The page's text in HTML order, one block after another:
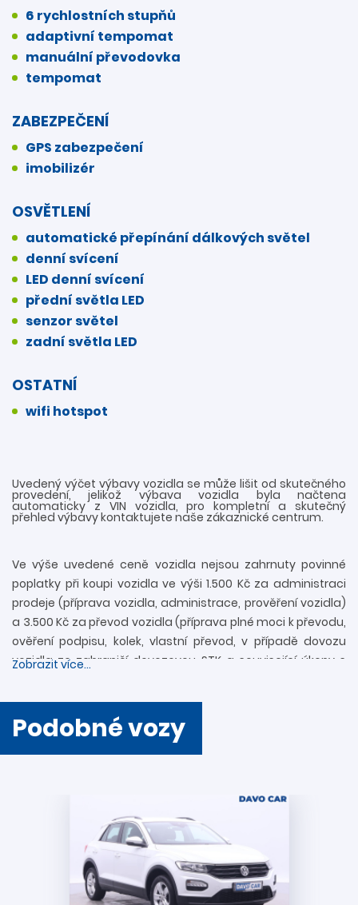
6 rychlostních stupňů
adaptivní tempomat
manuální převodovka
tempomat
ZABEZPEČENÍ
GPS zabezpečení
imobilizér
OSVĚTLENÍ
automatické přepínání dálkových světel
denní svícení
LED denní svícení
přední světla LED
senzor světel
zadní světla LED
OSTATNÍ
wifi hotspot
Uvedený výčet výbavy vozidla se může lišit od skutečného
provedení, jelikož výbava vozidla byla načtena
automaticky z VIN vozidla, pro kompletní a skutečný
přehled výbavy kontaktujete naše zákaznické centrum.
Ve výše uvedené ceně vozidla nejsou zahrnuty povinné
poplatky při koupi vozidla ve výši 1.500 Kč za administraci
prodeje (příprava vozidla, administrace, prověření vozidla)
a 3.500 Kč za převod vozidla (příprava plné moci k převodu,
ověření podpisu, kolek, vlastní převod, v případě dovozu
vozidla ze zahraničí dovozovou STK a související úkony s
prostřednictvím zákaznické linky 739 34 34 34 či přímo v
provozovně. Nejedná se o návrh na uzavření smlouvy
(nabídky) ve smyslu § 1731 a § 1732 zákona č. 89/2012 Sb.,
Občanského zákoníku. Společnost DAVO CAR s.r.o. si
Podmínky akcí a vysvětlení pojmů:
VÝHODNÉ FINANCOVÁNÍ + 2 ROKY ZÁRUKY
vztahuje na všechny vozy s cenou 150 000 Kč a vyšší.
Zobrazit více...
Podobné vozy